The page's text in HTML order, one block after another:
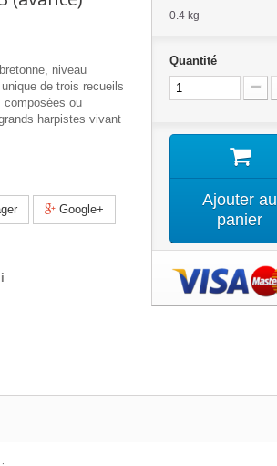
niveau
de trois recueils
composées ou
harpistes vivant
Google+
0.4 kg
Quantité
Ajouter au
panier